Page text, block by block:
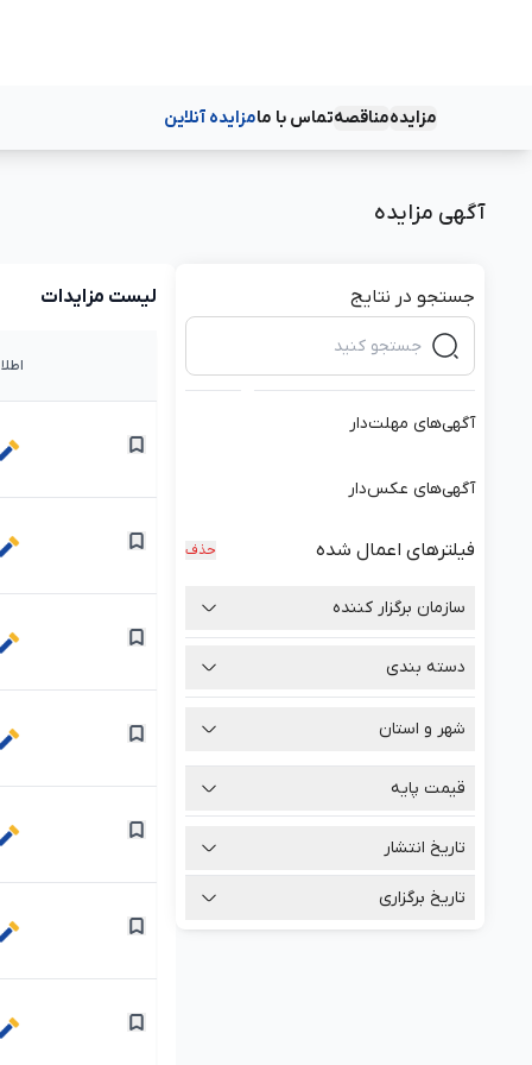
مزایدهمناقصهتماس با مامزایده آنلاین
آگهی مزایده
جستجو در نتایج
آگهی‌های مهلت‌دار
آگهی‌های عکس‌دار
فیلترهای اعمال شده حذف
سازمان برگزار کننده
دسته بندی
شهر و استان
قیمت پایه
تاریخ انتشار
تاریخ برگزاری
لیست مزایدات